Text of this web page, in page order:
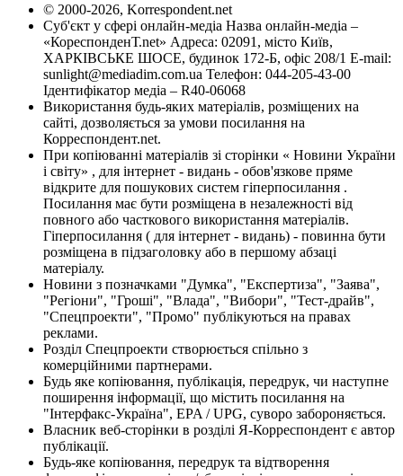
© 2000-2026, Korrespondent.net
Суб'єкт у сфері онлайн-медіа Назва онлайн-медіа –
«КореспонденТ.net» Адреса: 02091, місто Київ,
ХАРКІВСЬКЕ ШОСЕ, будинок 172-Б, офіс 208/1 E-mail:
sunlight@mediadim.com.ua Телефон: 044-205-43-00
Ідентифікатор медіа – R40-06068
Використання будь-яких матеріалів, розміщених на
сайті, дозволяється за умови посилання на
Корреспондент.net.
При копіюванні матеріалів зі сторінки « Новини України
і світу» , для інтернет - видань - обов'язкове пряме
відкрите для пошукових систем гіперпосилання .
Посилання має бути розміщена в незалежності від
повного або часткового використання матеріалів.
Гіперпосилання ( для інтернет - видань) - повинна бути
розміщена в підзаголовку або в першому абзаці
матеріалу.
Новини з позначками "Думка", "Експертиза", "Заява",
"Регіони", "Гроші", "Влада", "Вибори", "Тест-драйв",
"Спецпроекти", "Промо" публікуються на правах
реклами.
Розділ Спецпроекти створюється спільно з
комерційними партнерами.
Будь яке копіювання, публікація, передрук, чи наступне
поширення інформації, що містить посилання на
"Інтерфакс-Україна", EPA / UPG, суворо забороняється.
Власник веб-сторінки в розділі Я-Корреспондент є автор
публікації.
Будь-яке копіювання, передрук та відтворення